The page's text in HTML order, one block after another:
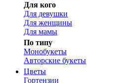
Для кого
Для девушки
Для женщины
Для мамы
По типу
Монобукеты
Авторские букеты
Цветы
Гортензии